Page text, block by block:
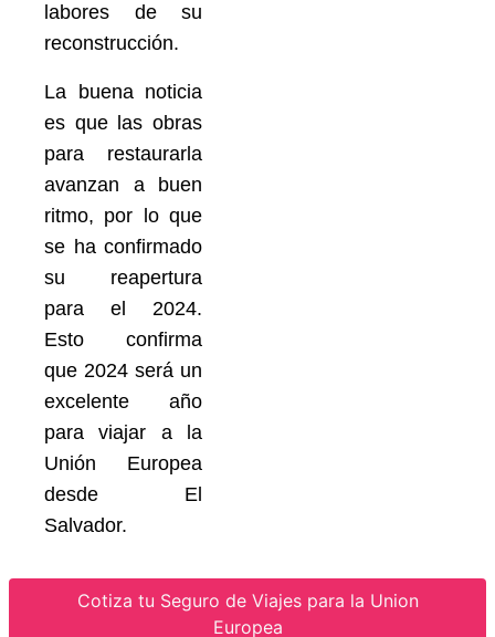
labores de su
reconstrucción.
La buena noticia
es que las obras
para restaurarla
avanzan a buen
ritmo, por lo que
se ha confirmado
su reapertura
para el 2024.
Esto confirma
que 2024 será un
excelente año
para viajar a la
Unión Europea
desde El
Salvador.
Cotiza tu Seguro de Viajes para la Union
Europea